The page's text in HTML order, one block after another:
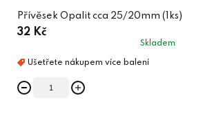
Přívěsek Opalit cca 25/20mm (1ks)
32 Kč
Skladem